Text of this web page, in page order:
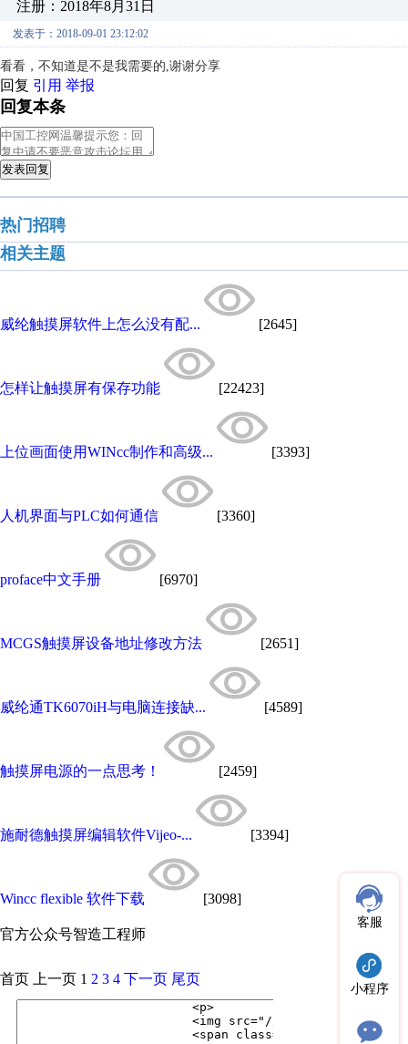
注册：2018年8月31日
发表于：2018-09-01 23:12:02
看看，不知道是不是我需要的,谢谢分享
回复 引用 举报
回复本条
发表回复
热门招聘
相关主题
威纶触摸屏软件上怎么没有配... [2645]
怎样让触摸屏有保存功能 [22423]
上位画面使用WINcc制作和高级... [3393]
人机界面与PLC如何通信 [3360]
proface中文手册 [6970]
MCGS触摸屏设备地址修改方法 [2651]
威纶通TK6070iH与电脑连接缺... [4589]
触摸屏电源的一点思考！ [2459]
施耐德触摸屏编辑软件Vijeo-... [3394]
Wincc flexible 软件下载 [3098]
官方公众号智造工程师
客服
小程序
首页 上一页 1 2 3 4 下一页 尾页